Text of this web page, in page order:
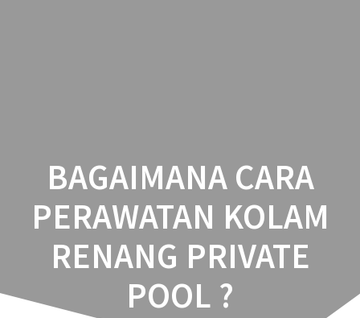
BAGAIMANA CARA
PERAWATAN KOLAM
RENANG PRIVATE
POOL ?